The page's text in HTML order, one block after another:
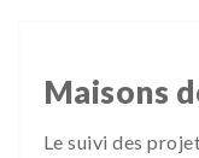
Maisons
Le suivi des